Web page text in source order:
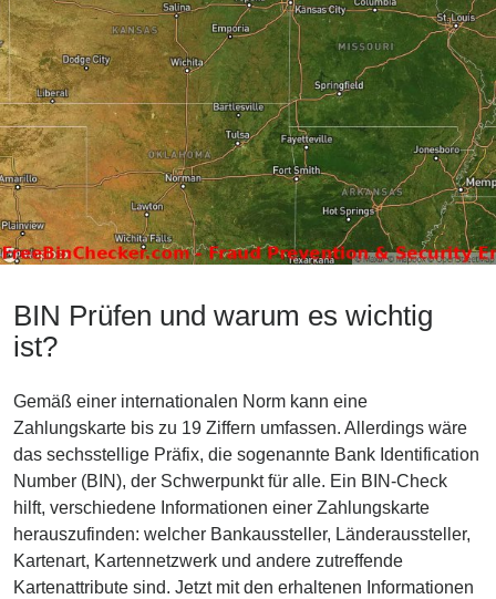
BIN Prüfen und warum es wichtig
ist?
Gemäß einer internationalen Norm kann eine
Zahlungskarte bis zu 19 Ziffern umfassen. Allerdings wäre
das sechsstellige Präfix, die sogenannte Bank Identification
Number (BIN), der Schwerpunkt für alle. Ein BIN-Check
hilft, verschiedene Informationen einer Zahlungskarte
herauszufinden: welcher Bankaussteller, Länderaussteller,
Kartenart, Kartennetzwerk und andere zutreffende
Kartenattribute sind. Jetzt mit den erhaltenen Informationen